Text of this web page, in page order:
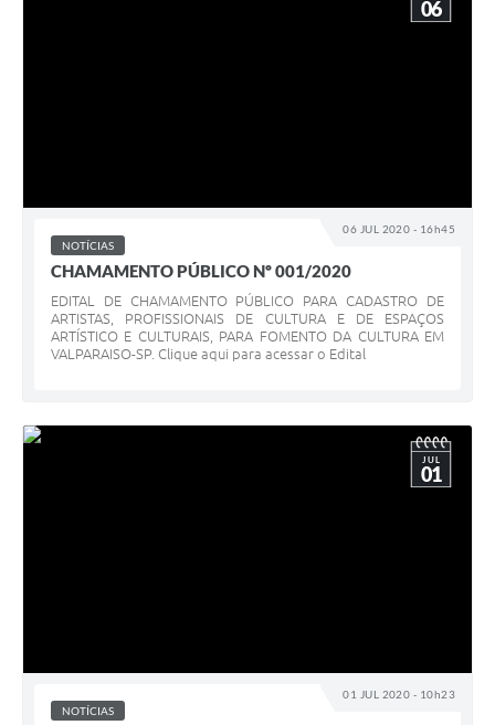
06 JUL 2020 - 16h45
06
NOTÍCIAS
CHAMAMENTO PÚBLICO Nº 001/2020
EDITAL DE CHAMAMENTO PÚBLICO PARA CADASTRO DE
ARTISTAS, PROFISSIONAIS DE CULTURA E DE ESPAÇOS
ARTÍSTICO E CULTURAIS, PARA FOMENTO DA CULTURA EM
VALPARAISO-SP. Clique aqui para acessar o Edital
01 JUL 2020 - 10h23
JUL
01
NOTÍCIAS